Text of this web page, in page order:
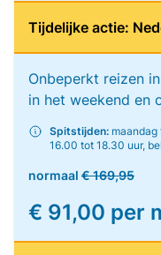
Tijdelijke actie:
Onbeperkt reizen
in het weekend en
Spitstijden:
16.00 tot 18.30 uur,
normaal € 169,95
€ 91,00 per